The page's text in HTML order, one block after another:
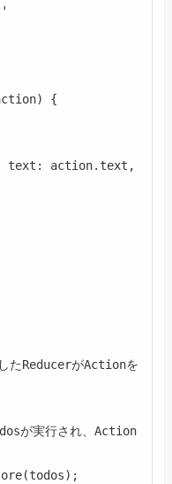
{
ReducerがActionを
が実行され、Action